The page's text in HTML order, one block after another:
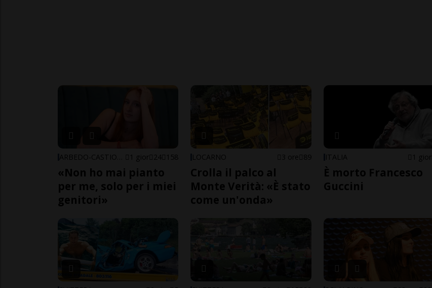
1 gior 24 158
«Non ho mai pianto
per me, solo per i miei
genitori»
LOCARNO 3 ore 89
Crolla il palco al
Monte Verità: «È stato
come un'onda»
ITALIA 1 gior
È morto Francesco
Guccini